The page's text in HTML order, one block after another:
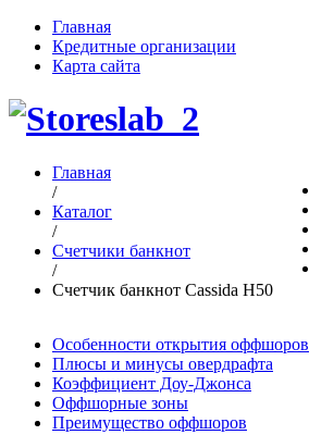
Главная
Кредитные организации
Карта сайта
Главная
/
Каталог
/
Счетчики банкнот
/
Счетчик банкнот Cassida H50
Особенности открытия оффшоров
Плюсы и минусы овердрафта
Коэффициент Доу-Джонса
Оффшорные зоны
Преимущество оффшоров